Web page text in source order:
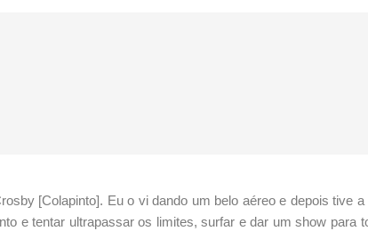
[Colapinto]. Eu o vi dando um belo aéreo e depois tive a
e tentar ultrapassar os limites, surfar e dar um show para